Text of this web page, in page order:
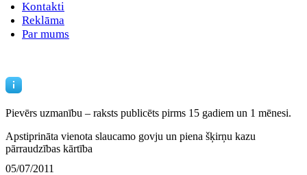
Kontakti
Reklāma
Par mums
Pievērs uzmanību – raksts publicēts pirms 15 gadiem un 1 mēnesi.
Apstiprināta vienota slaucamo govju un piena šķirņu kazu
pārraudzības kārtība
05/07/2011